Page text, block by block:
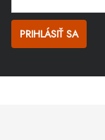
PRIHLÁSIŤ SA